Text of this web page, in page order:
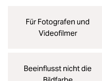
Für Fotografen und
Videofilmer
Beeinflusst nicht die